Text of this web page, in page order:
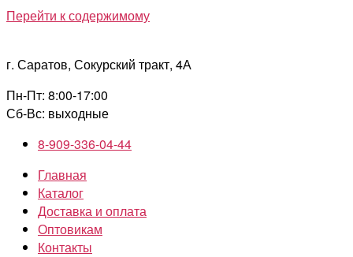
Перейти к содержимому
г. Саратов, Сокурский тракт, 4А
Пн-Пт: 8:00-17:00
Сб-Вс: выходные
8-909-336-04-44
Главная
Каталог
Доставка и оплата
Оптовикам
Контакты